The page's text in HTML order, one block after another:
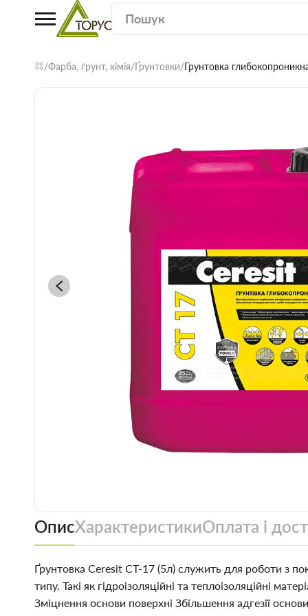
Фарба, ґрунт, хімія Ґрунтовки Грунтовка
ОписХарактеристикиОплата і
Ґрунтовка Ceresit СТ-17 (5л) служить для роботи з
типу. Такі як гідроізоляційні та теплоізоляційні
Зміцнення основи поверхні Збільшення адгезії